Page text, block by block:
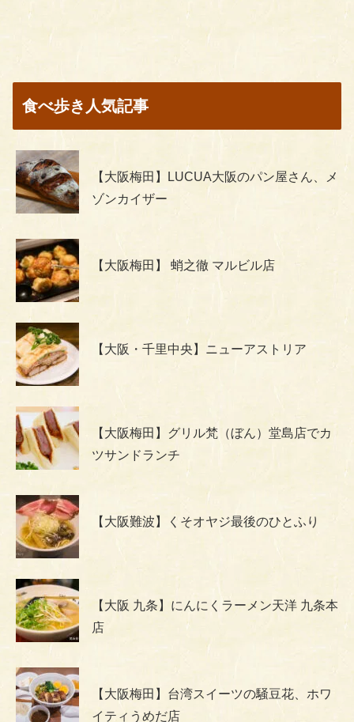
食べ歩き人気記事
【大阪梅田】LUCUA大阪のパン屋さん、メ
ゾンカイザー
【大阪梅田】 蛸之徹 マルビル店
【大阪・千里中央】ニューアストリア
【大阪梅田】グリル梵（ぼん）堂島店でカ
ツサンドランチ
【大阪難波】くそオヤジ最後のひとふり
【大阪 九条】にんにくラーメン天洋 九条本
店
【大阪梅田】台湾スイーツの騒豆花、ホワ
イティうめだ店